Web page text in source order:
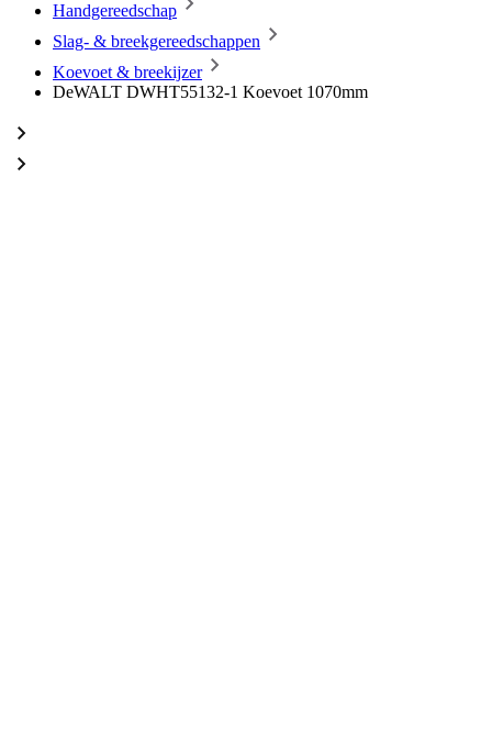
Handgereedschap
Slag- & breekgereedschappen
Koevoet & breekijzer
DeWALT DWHT55132-1 Koevoet 1070mm